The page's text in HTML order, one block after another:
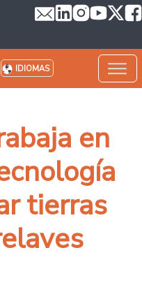
IDIOMAS
en
tierras